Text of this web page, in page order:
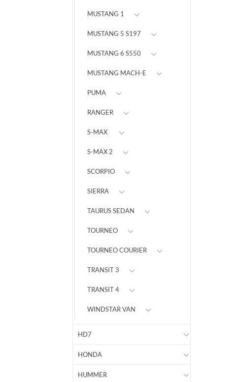
MUSTANG 1
MUSTANG 5 S197
MUSTANG 6 S550
MUSTANG MACH-E
PUMA
RANGER
S-MAX
S-MAX 2
SCORPIO
SIERRA
TAURUS SEDAN
TOURNEO
TOURNEO COURIER
TRANSIT 3
TRANSIT 4
WINDSTAR VAN
HD7
HONDA
HUMMER